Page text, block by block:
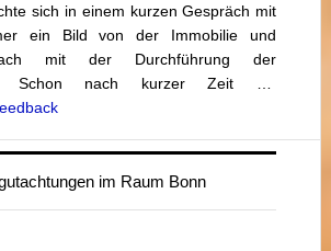
sich in einem kurzen Gespräch mit
ein Bild von der Immobilie und
mit der Durchführung der
Schon nach kurzer Zeit …
im Raum Bonn